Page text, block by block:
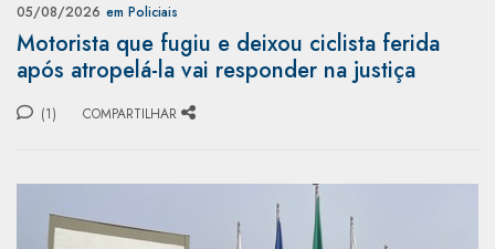
05/08/2026 em Policiais
Motorista que fugiu e deixou ciclista ferida
após atropelá-la vai responder na justiça
(1) COMPARTILHAR